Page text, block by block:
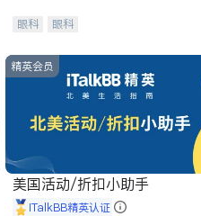
眼科 眼科
精英会员
美国活动/折扣小助手
iTalkBB精英认证